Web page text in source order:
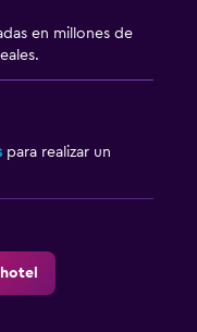
en millones de
para realizar un